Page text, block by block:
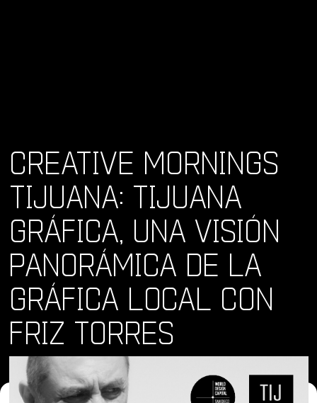
CREATIVE MORNINGS
TIJUANA: TIJUANA
GRÁFICA, UNA VISIÓN
PANORÁMICA DE LA
GRÁFICA LOCAL CON
FRIZ TORRES